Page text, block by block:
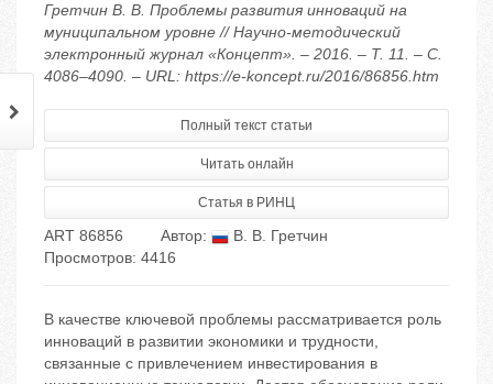
Гретчин В. В. Проблемы развития инноваций на
муниципальном уровне // Научно-методический
электронный журнал «Концепт». – 2016. – Т. 11. – С.
4086–4090. – URL: https://e-koncept.ru/2016/86856.htm
Полный текст статьи
Читать онлайн
Статья в РИНЦ
ART 86856 Автор:
В. В. Гретчин
Просмотров: 4416
В качестве ключевой проблемы рассматривается роль
инноваций в развитии экономики и трудности,
связанные с привлечением инвестирования в